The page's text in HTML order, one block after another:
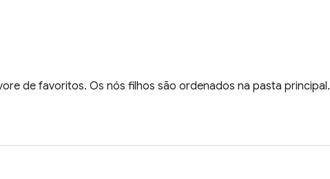
de favoritos. Os nós filhos são ordenados na pasta principal.